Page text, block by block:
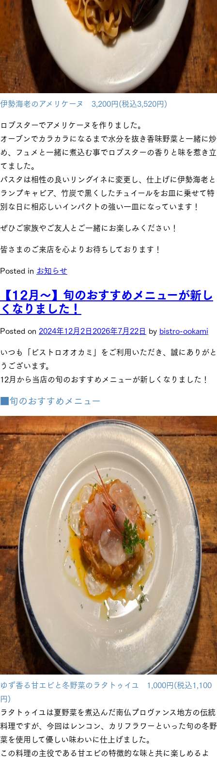
伊勢海老のアメリケーヌ 3,200円(税込3,520円)
ロブスターでアメリケーヌを作りました。
オーブンでカラカラになるまで水分を抜き香味野菜と一緒に炒
め、フュメと一緒に煮込む事でロブスターの香りと味を惹き立
てました。
パスタは相性の良いリングイネに変更し、仕上げに伊勢海老と
ランプキャビア、竹炭で黒くしたチュイールをお皿に乗せて特
別な日に相応しいインパクトの強い一皿になっています！
ぜひご家族やご友人とご一緒にお楽しみください！
皆さまのご来店を心よりお待ちしております！
Posted in お知らせ
【12月～】旬のおすすめメニューが新し
くなりました！
Posted on 2024年12月2日2026年7月22日 by bistro-ookami
いつも「ビストロオオカミ」をご利用いただき、誠にありがと
うございます。
12月から当店の旬のおすすめメニューが新しくなりました！
■旬のおすすめメニュー
ゆず香る甘エビと冬野菜のラタトゥイユ 1,000円(税込1,100
円)
ラタトゥイユは夏野菜を煮込んだ南仏プロヴァンス地方の伝統
料理ですが、今回はレンコン、カリフラワーといった句の冬野
菜を使用して優しい味わいに仕上げました。
この料理の主役である甘エビの特徴的な味と共に楽しめるよ